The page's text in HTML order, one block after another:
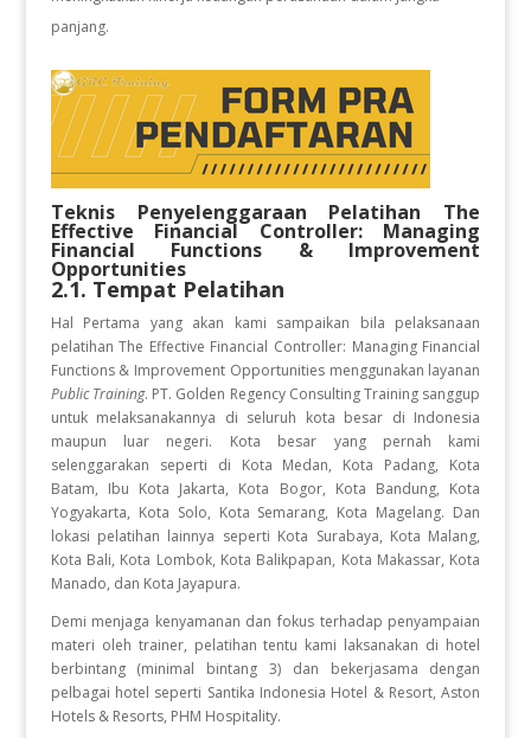
panjang.
Teknis Penyelenggaraan Pelatihan The
Effective Financial Controller: Managing
Financial Functions & Improvement
Opportunities
2.1. Tempat Pelatihan
Hal Pertama yang akan kami sampaikan bila pelaksanaan
pelatihan The Effective Financial Controller: Managing Financial
Functions & Improvement Opportunitiesmenggunakan layanan
Public Training. PT. Golden Regency Consulting Training sanggup
untuk melaksanakannya di seluruh kota besar di Indonesia
maupun luar negeri. Kota besar yang pernah kami
selenggarakan seperti di Kota Medan, Kota Padang, Kota
Batam, Ibu Kota Jakarta, Kota Bogor, Kota Bandung, Kota
Yogyakarta, Kota Solo, Kota Semarang, Kota Magelang. Dan
lokasi pelatihan lainnya seperti Kota Surabaya, Kota Malang,
Kota Bali, Kota Lombok, Kota Balikpapan, Kota Makassar, Kota
Manado, dan Kota Jayapura.
Demi menjaga kenyamanan dan fokus terhadap penyampaian
materi oleh trainer, pelatihan tentu kami laksanakan di hotel
berbintang (minimal bintang 3) dan bekerjasama dengan
pelbagai hotel seperti Santika Indonesia Hotel & Resort, Aston
Hotels & Resorts, PHM Hospitality.